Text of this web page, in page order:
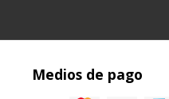
Medios de pago